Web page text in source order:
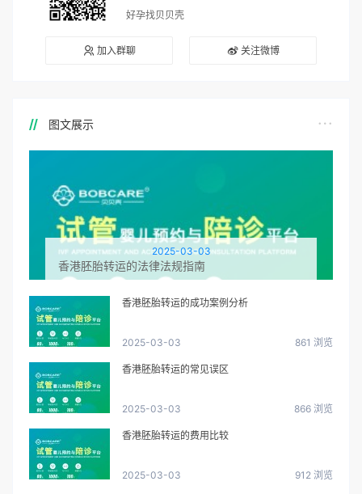
好孕找贝贝壳
加入群聊 关注微博
图文展示
2025-03-03
香港胚胎转运的法律法规指南
香港胚胎转运的成功案例分析
2025-03-03 861 浏览
香港胚胎转运的常见误区
2025-03-03 866 浏览
香港胚胎转运的费用比较
2025-03-03 912 浏览